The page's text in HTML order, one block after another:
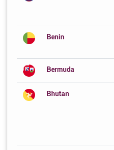
Benin
Bermuda
Bhutan